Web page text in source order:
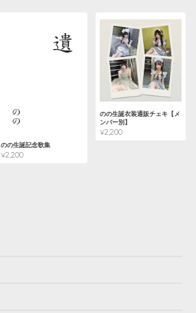
のの生誕記念歌集
¥2,200
のの生誕衣装通販チェキ【メ
ンバー別】
¥2,200